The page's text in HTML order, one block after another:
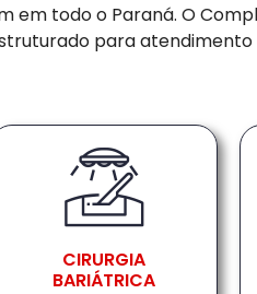
em todo o Paraná. O
para
CIRURGIA
BARIÁTRICA